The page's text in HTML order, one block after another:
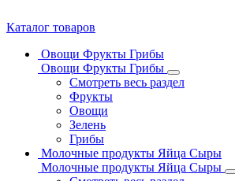
Каталог товаров
Овощи Фрукты Грибы
Овощи Фрукты Грибы
Смотреть весь раздел
Фрукты
Овощи
Зелень
Грибы
Молочные продукты Яйца Сыры
Молочные продукты Яйца Сыры